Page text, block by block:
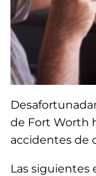
de Fort Worth
accidentes de
Las siguientes